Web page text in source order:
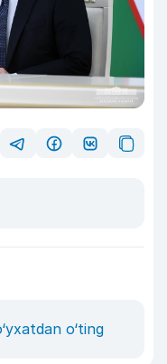
o‘ting